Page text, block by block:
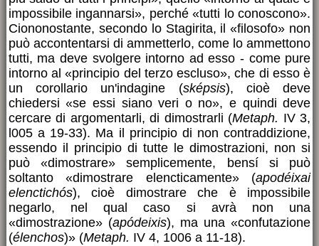
impossibile ingannarsi», perché «tutti lo conoscono».
Ciononostante, secondo lo Stagirita, il «filosofo» non
può accontentarsi di ammetterlo, come lo ammettono
tutti, ma deve svolgere intorno ad esso - come pure
intorno al «principio del terzo escluso», che di esso è
un corollario un'indagine (sképsis), cioè deve
chiedersi «se essi siano veri o no», e quindi deve
cercare di argomentarli, di dimostrarli (Metaph. IV 3,
l005 a 19-33). Ma il principio di non contraddizione,
essendo il principio di tutte le dimostrazioni, non si
può «dimostrare» semplicemente, bensí si può
soltanto «dimostrare elencticamente» (apodéixai
elenctichós), cioè dimostrare che è impossibile
negarlo, nel qual caso si avrà non una
«dimostrazione» (apódeixis), ma una «confutazione
(élenchos)» (Metaph. IV 4, 1006 a 11-18).